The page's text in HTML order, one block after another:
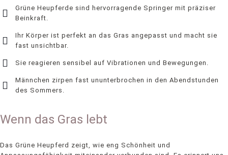
Grüne Heupferde sind hervorragende Springer mit präziser
Beinkraft.
Ihr Körper ist perfekt an das Gras angepasst und macht sie
fast unsichtbar.
Sie reagieren sensibel auf Vibrationen und Bewegungen.
Männchen zirpen fast ununterbrochen in den Abendstunden
des Sommers.
Wenn das Gras lebt
Das Grüne Heupferd zeigt, wie eng Schönheit und